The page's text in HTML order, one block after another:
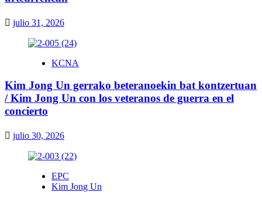
julio 31, 2026
KCNA
Kim Jong Un gerrako beteranoekin bat kontzertuan
/ Kim Jong Un con los veteranos de guerra en el
concierto
julio 30, 2026
EPC
Kim Jong Un